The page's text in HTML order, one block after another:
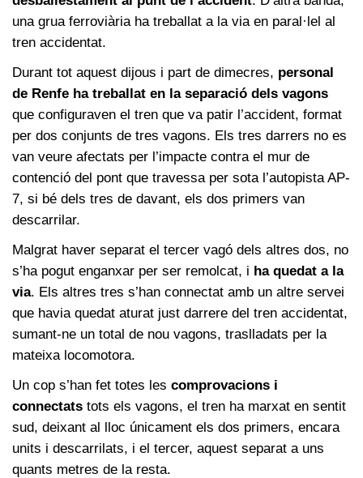
una grua ferroviària ha treballat a la via en paral·lel al
tren accidentat.
Durant tot aquest dijous i part de dimecres, personal
de Renfe ha treballat en la separació dels vagons
que configuraven el tren que va patir l’accident, format
per dos conjunts de tres vagons. Els tres darrers no es
van veure afectats per l’impacte contra el mur de
contenció del pont que travessa per sota l’autopista AP-
7, si bé dels tres de davant, els dos primers van
descarrilar.
Malgrat haver separat el tercer vagó dels altres dos, no
s’ha pogut enganxar per ser remolcat, i ha quedat a la
via. Els altres tres s’han connectat amb un altre servei
que havia quedat aturat just darrere del tren accidentat,
sumant-ne un total de nou vagons, traslladats per la
mateixa locomotora.
Un cop s’han fet totes les comprovacions i
connectats tots els vagons, el tren ha marxat en sentit
sud, deixant al lloc únicament els dos primers, encara
units i descarrilats, i el tercer, aquest separat a uns
quants metres de la resta.